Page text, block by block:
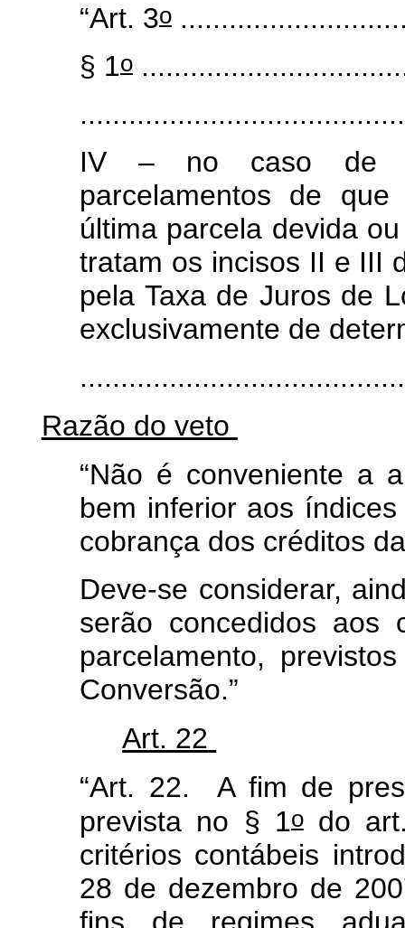
“Art. 3o
§ 1o
IV – no caso de
parcelamentos de
última parcela devida
tratam os incisos II e III
pela Taxa de Juros de
exclusivamente de
Razão do veto
“Não é conveniente a
bem inferior aos
cobrança dos créditos
Deve-se considerar,
serão concedidos aos
parcelamento,
Conversão.”
Art. 22
“Art. 22. A fim de
prevista no § 1odo
critérios contábeis
28 de dezembro de